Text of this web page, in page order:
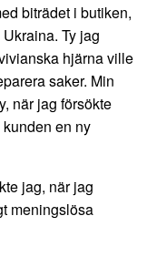
biträdet i butiken,
Ty jag
hjärna ville
saker. Min
när jag försökte
en ny
jag, när jag
meningslösa